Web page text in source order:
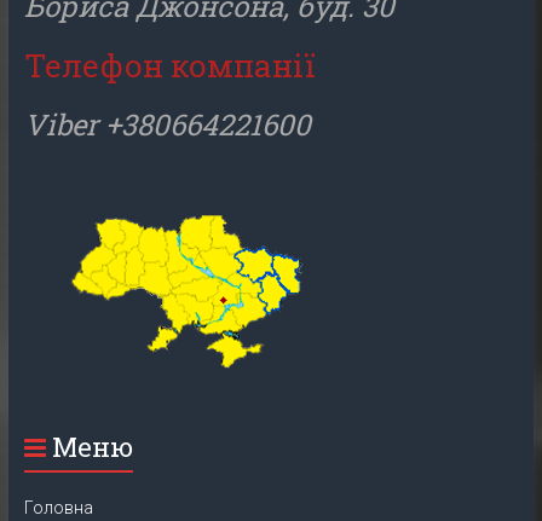
Телефон компанії
Viber +380664221600
Меню
Головна